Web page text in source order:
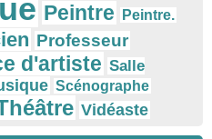
Peintre Peintre.
Professeur
d'artiste Salle
Scénographe
Vidéaste